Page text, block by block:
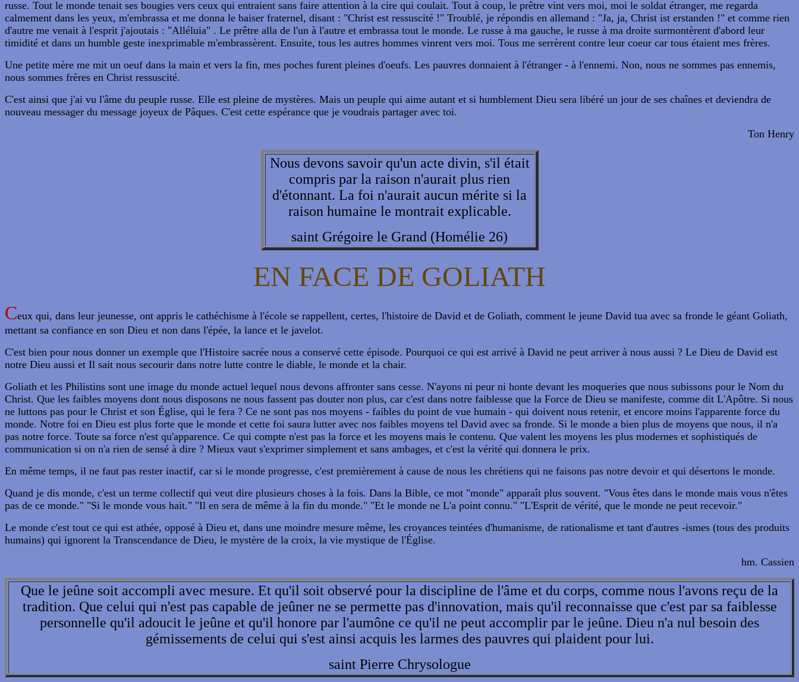
russe. Tout le monde tenait ses bougies vers ceux qui entraient sans faire attention à la cire qui coulait. Tout à coup, le prêtre vint vers moi, moi le soldat étranger, me regarda
calmement dans les yeux, m'embrassa et me donna le baiser fraternel, disant : "Christ est ressuscité !" Troublé, je répondis en allemand : "Ja, ja, Christ ist erstanden !" et comme rien
d'autre me venait à l'esprit j'ajoutais : "Alléluia" . Le prêtre alla de l'un à l'autre et embrassa tout le monde. Le russe à ma gauche, le russe à ma droite surmontèrent d'abord leur
timidité et dans un humble geste inexprimable m'embrassèrent. Ensuite, tous les autres hommes vinrent vers moi. Tous me serrèrent contre leur coeur car tous étaient mes frères.
Une petite mère me mit un oeuf dans la main et vers la fin, mes poches furent pleines d'oeufs. Les pauvres donnaient à l'étranger - à l'ennemi. Non, nous ne sommes pas ennemis,
nous sommes frères en Christ ressuscité.
C'est ainsi que j'ai vu l'âme du peuple russe. Elle est pleine de mystères. Mais un peuple qui aime autant et si humblement Dieu sera libéré un jour de ses chaînes et deviendra de
nouveau messager du message joyeux de Pâques. C'est cette espérance que je voudrais partager avec toi.
Ton Henry
Nous devons savoir qu'un acte divin, s'il était
compris par la raison n'aurait plus rien
d'étonnant. La foi n'aurait aucun mérite si la
raison humaine le montrait explicable.
saint Grégoire le Grand (Homélie 26)
EN FACE DE GOLIATH
Ceux qui, dans leur jeunesse, ont appris le cathéchisme à l'école se rappellent, certes, l'histoire de David et de Goliath, comment le jeune David tua avec sa fronde le géant Goliath,
mettant sa confiance en son Dieu et non dans l'épée, la lance et le javelot.
C'est bien pour nous donner un exemple que l'Histoire sacrée nous a conservé cette épisode. Pourquoi ce qui est arrivé à David ne peut arriver à nous aussi ? Le Dieu de David est
notre Dieu aussi et Il sait nous secourir dans notre lutte contre le diable, le monde et la chair.
Goliath et les Philistins sont une image du monde actuel lequel nous devons affronter sans cesse. N'ayons ni peur ni honte devant les moqueries que nous subissons pour le Nom du
Christ. Que les faibles moyens dont nous disposons ne nous fassent pas douter non plus, car c'est dans notre faiblesse que la Force de Dieu se manifeste, comme dit L'Apôtre. Si nous
ne luttons pas pour le Christ et son Église, qui le fera ? Ce ne sont pas nos moyens - faibles du point de vue humain - qui doivent nous retenir, et encore moins l'apparente force du
monde. Notre foi en Dieu est plus forte que le monde et cette foi saura lutter avec nos faibles moyens tel David avec sa fronde. Si le monde a bien plus de moyens que nous, il n'a
pas notre force. Toute sa force n'est qu'apparence. Ce qui compte n'est pas la force et les moyens mais le contenu. Que valent les moyens les plus modernes et sophistiqués de
communication si on n'a rien de sensé à dire ? Mieux vaut s'exprimer simplement et sans ambages, et c'est la vérité qui donnera le prix.
En même temps, il ne faut pas rester inactif, car si le monde progresse, c'est premièrement à cause de nous les chrétiens qui ne faisons pas notre devoir et qui désertons le monde.
Quand je dis monde, c'est un terme collectif qui veut dire plusieurs choses à la fois. Dans la Bible, ce mot "monde" apparaît plus souvent. "Vous êtes dans le monde mais vous n'êtes
pas de ce monde." "Si le monde vous hait." "Il en sera de même à la fin du monde." "Et le monde ne L'a point connu." "L'Esprit de vérité, que le monde ne peut recevoir."
Le monde c'est tout ce qui est athée, opposé à Dieu et, dans une moindre mesure même, les croyances teintées d'humanisme, de rationalisme et tant d'autres -ismes (tous des produits
humains) qui ignorent la Transcendance de Dieu, le mystère de la croix, la vie mystique de l'Église.
hm. Cassien
Que le jeûne soit accompli avec mesure. Et qu'il soit observé pour la discipline de l'âme et du corps, comme nous l'avons reçu de la
tradition. Que celui qui n'est pas capable de jeûner ne se permette pas d'innovation, mais qu'il reconnaisse que c'est par sa faiblesse
personnelle qu'il adoucit le jeûne et qu'il honore par l'aumône ce qu'il ne peut accomplir par le jeûne. Dieu n'a nul besoin des
gémissements de celui qui s'est ainsi acquis les larmes des pauvres qui plaident pour lui.
saint Pierre Chrysologue